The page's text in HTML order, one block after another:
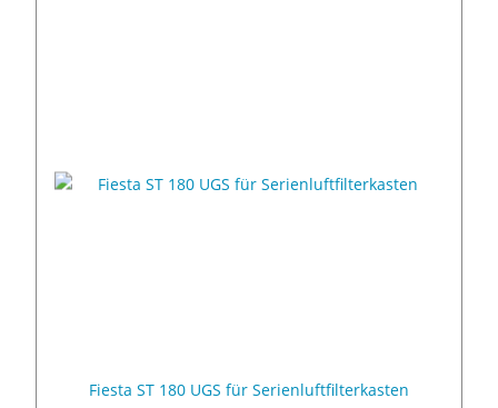
Fiesta ST 180 UGS für Serienluftfilterkasten